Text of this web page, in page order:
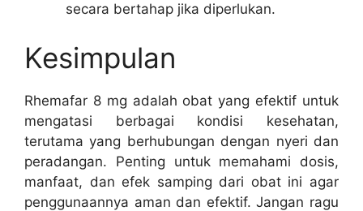
secara bertahap jika diperlukan.
Kesimpulan
Rhemafar 8 mg adalah obat yang efektif untuk
mengatasi berbagai kondisi kesehatan,
terutama yang berhubungan dengan nyeri dan
peradangan. Penting untuk memahami dosis,
manfaat, dan efek samping dari obat ini agar
penggunaannya aman dan efektif. Jangan ragu